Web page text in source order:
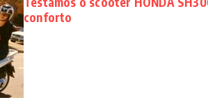
conforto